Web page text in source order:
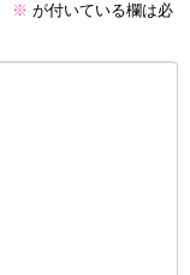
※ が付いている欄は必